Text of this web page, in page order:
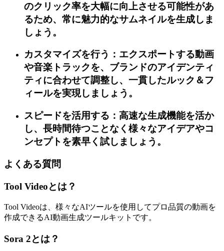
のクリック率を大幅に向上させる可能性があ
るため、常に魅力的なサムネイルを生成しま
しょう。
カスタマイズを行う：エクスポートする動画
や音楽トラックを、ブランドのアイデンティ
ティに合わせて調整し、一貫したルック＆フ
ィールを実現しましょう。
スピードを活用する：高速な生成機能を活か
し、長時間待つことなく様々なアイデアやコ
ンセプトを素早く試しましょう。
よくある質問
Tool Videoとは？
Tool Videoは、様々なAIツールを使用してプロ品質の動画を
作成できるAI動画生成ツールキットです。
Sora 2とは？